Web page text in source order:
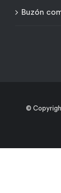
Buzón
©